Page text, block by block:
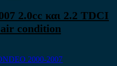
2.0cc και 2.2 TDCI
air condition
2000-2007